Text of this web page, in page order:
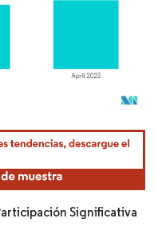
atribución según CC BY 4.0.
Significativa